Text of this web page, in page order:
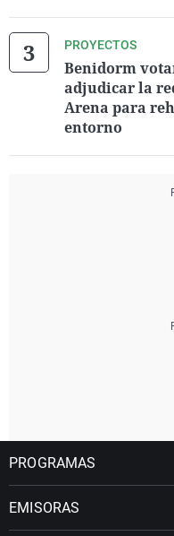
PROYECTOS
Benidorm
adjudicar la
Arena para
entorno
PROGRAMAS
EMISORAS